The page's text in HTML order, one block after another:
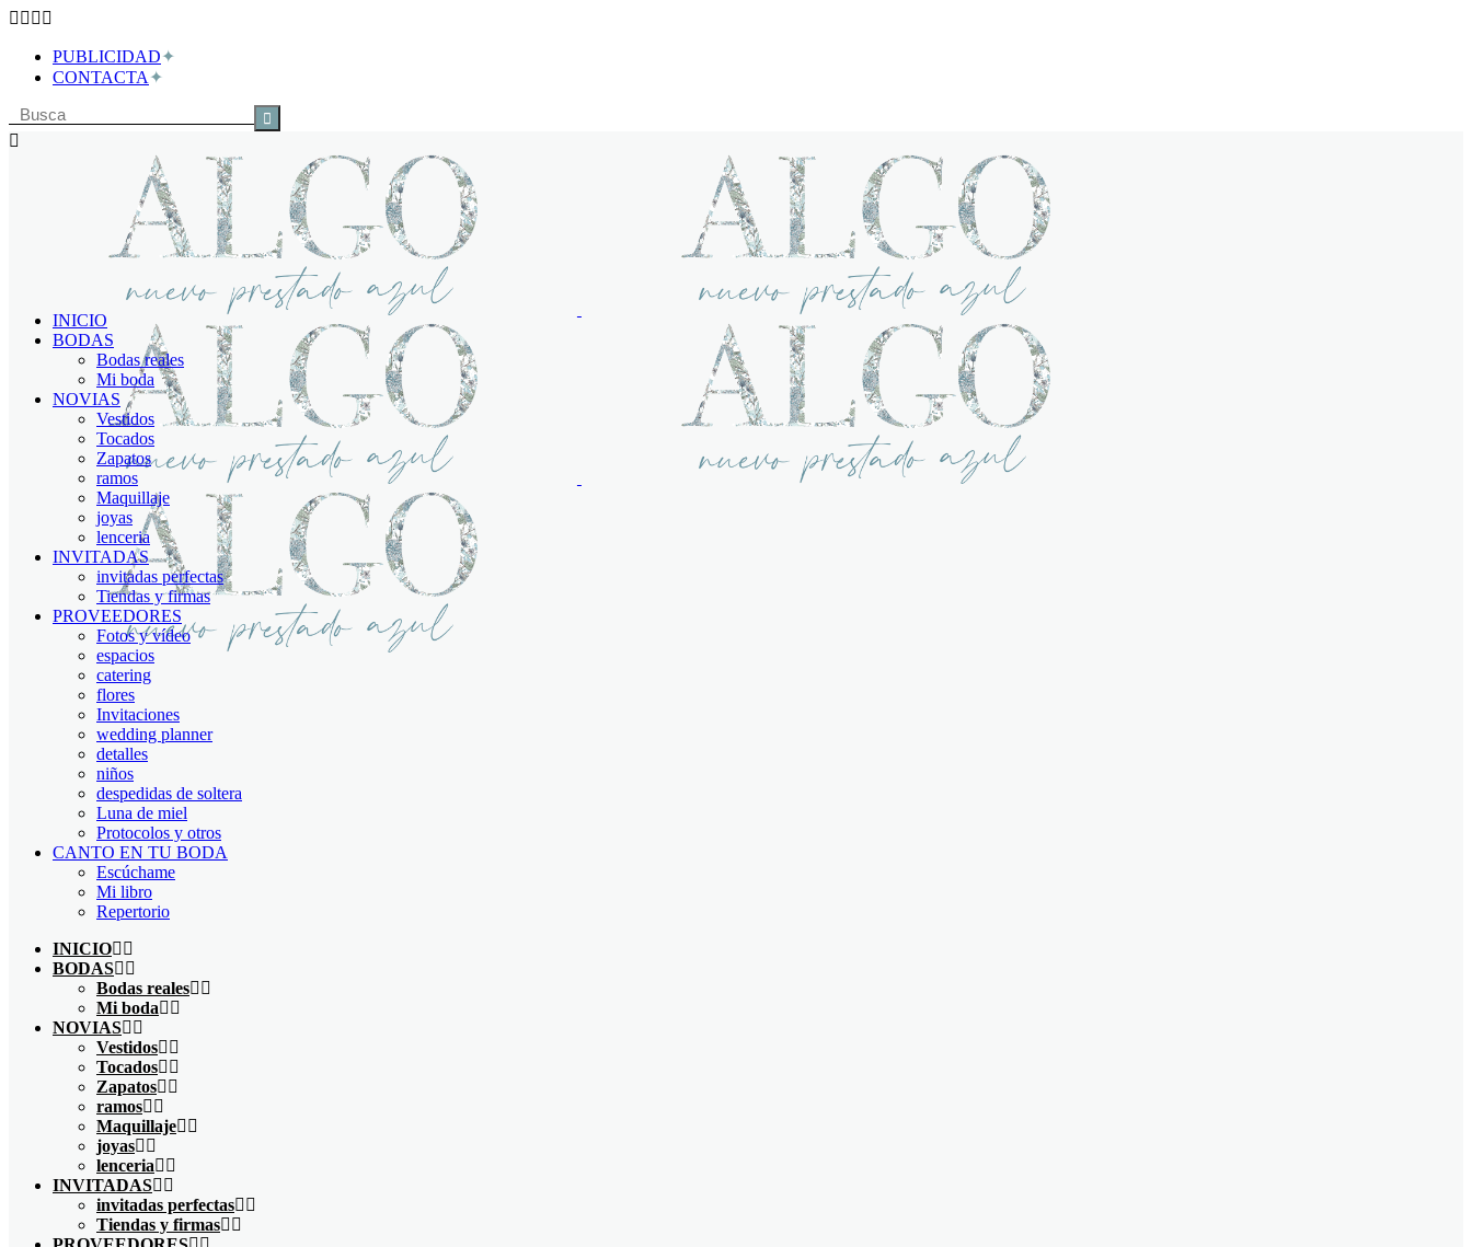
PUBLICIDAD
CONTACTA
Buscar
por:
INICIO
BODAS
Bodas reales
Mi boda
NOVIAS
Vestidos
Tocados
Zapatos
ramos
Maquillaje
joyas
lenceria
INVITADAS
invitadas perfectas
Tiendas y firmas
PROVEEDORES
Fotos y vídeo
espacios
catering
flores
Invitaciones
wedding planner
detalles
niños
despedidas de soltera
Luna de miel
Protocolos y otros
CANTO EN TU BODA
Escúchame
Mi libro
Repertorio
INICIO
BODAS
Bodas reales
Mi boda
NOVIAS
Vestidos
Tocados
Zapatos
ramos
Maquillaje
joyas
lenceria
INVITADAS
invitadas perfectas
Tiendas y firmas